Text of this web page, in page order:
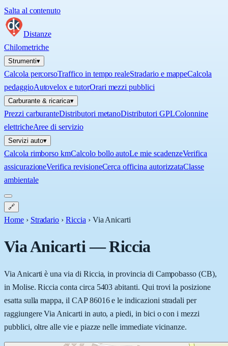
Salta al contenuto
Distanze
Chilometriche
Strumenti▾
Calcola percorsoTraffico in tempo realeStradario e mappeCalcola
pedaggioAutovelox e tutorOrari mezzi pubblici
Carburante & ricarica▾
Prezzi carburanteDistributori metanoDistributori GPLColonnine
elettricheAree di servizio
Servizi auto▾
Calcola rimborso kmCalcolo bollo autoLe mie scadenzeVerifica
assicurazioneVerifica revisioneCerca officina autorizzataClasse
ambientale
🔗
Home › Stradario › Riccia › Via Anicarti
Via Anicarti—Riccia
Via Anicarti è una via di Riccia, in provincia di Campobasso (CB),
in Molise. Riccia conta circa 5403 abitanti. Qui trovi la posizione
esatta sulla mappa, il CAP 86016 e le indicazioni stradali per
raggiungere Via Anicarti in auto, a piedi, in bici o con i mezzi
pubblici, oltre alle vie e piazze nelle immediate vicinanze.